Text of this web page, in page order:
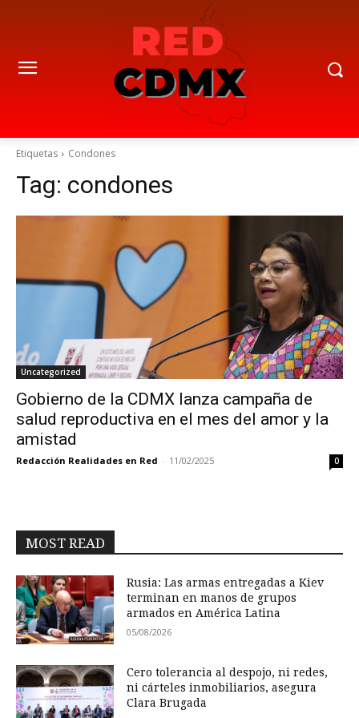
Etiquetas Condones
Tag: condones
Uncategorized
Gobierno de la CDMX lanza campaña de
salud reproductiva en el mes del amor y la
amistad
Redacción Realidades en Red - 11/02/2025 0
MOST READ
Rusia: Las armas entregadas a Kiev
terminan en manos de grupos
armados en América Latina
05/08/2026
Cero tolerancia al despojo, ni redes,
ni cárteles inmobiliarios, asegura
Clara Brugada